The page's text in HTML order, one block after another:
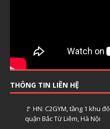
THÔNG TIN LIÊN HỆ
🚩 HN: C2GYM, tầng 1 khu
quận Bắc Từ Liêm, Hà Nội